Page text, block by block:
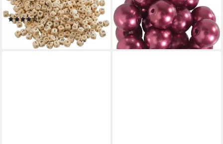
Holz
(1)
16,99 €
lieferbar - in 3-4 Werktagen bei dir
5,39 €
lieferbar - in 3-4 Werktagen bei dir
+10